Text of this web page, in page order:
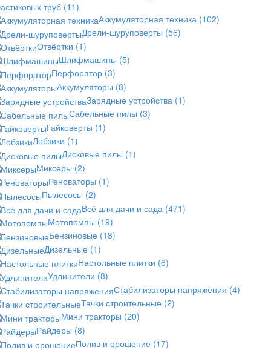
труб (11)
Аккумуляторная техника (102)
Дрели-шуруповерты (56)
Отвёртки (1)
Шлифмашины (5)
Перфоратор (3)
Аккумуляторы (8)
Зарядные устройства (1)
Сабельные пилы (3)
Гайковерты (1)
Лобзики (1)
Дисковые пилы (1)
Миксеры (2)
Реноваторы (1)
Пылесосы (2)
Всё для дачи и сада (471)
Мотопомпы (19)
Бензиновые (18)
Дизельные (1)
Настольные плитки (6)
Удлинители (8)
Стабилизаторы напряжения (4)
Тачки строительные (2)
Мини тракторы (20)
Райдеры (8)
Полив и орошение (17)